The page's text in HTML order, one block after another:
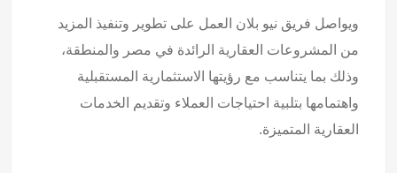
ويواصل فريق نيو بلان العمل على تطوير وتنفيذ المزيد
من المشروعات العقارية الرائدة في مصر والمنطقة،
وذلك بما يتناسب مع رؤيتها الاستثمارية المستقبلية
واهتمامها بتلبية احتياجات العملاء وتقديم الخدمات
العقارية المتميزة.